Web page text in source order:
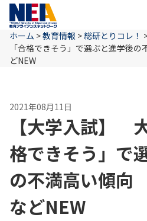
NEAとは
教育情報
お問い合わせ
ホーム >教育情報 >総研とりコレ！
「合格できそう」で選ぶと進学後
どNEW
2021年08月11日
【大学入試】
格できそう」で
の不満高い傾
などNEW